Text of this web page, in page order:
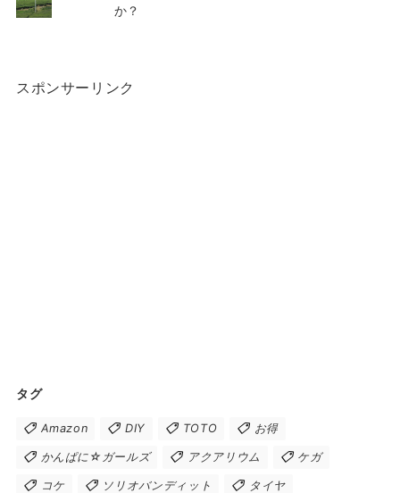
か？
スポンサーリンク
タグ
Amazon DIY TOTO お得
かんぱに☆ガールズ アクアリウム ケガ
コケ ソリオバンディット タイヤ